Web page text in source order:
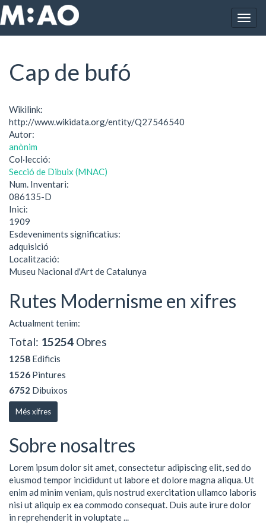
Vés al contingut
Inici Cap de bufó
Cap de bufó
Wikilink:
http://www.wikidata.org/entity/Q27546540
Autor:
anònim
Col·lecció:
Secció de Dibuix (MNAC)
Num. Inventari:
086135-D
Inici:
1909
Esdeveniments significatius:
adquisició
Localització:
Museu Nacional d'Art de Catalunya
Rutes Modernisme en xifres
Actualment tenim:
Total: 15254 Obres
1258 Edificis
1526 Pintures
6752 Dibuixos
Més xifres
Sobre nosaltres
Lorem ipsum dolor sit amet, consectetur adipiscing elit, sed do
eiusmod tempor incididunt ut labore et dolore magna aliqua. Ut
enim ad minim veniam, quis nostrud exercitation ullamco laboris
nisi ut aliquip ex ea commodo consequat. Duis aute irure dolor
in reprehenderit in voluptate ...